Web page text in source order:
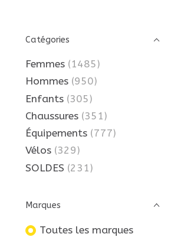
Catégories
Femmes (1485)
Hommes (950)
Enfants (305)
Chaussures (351)
Équipements (777)
Vélos (329)
SOLDES (231)
Marques
Toutes les marques